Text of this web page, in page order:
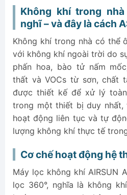
4.2.
Chế độ tự động theo
Hiển thị PM2.5 thời gian
5.
AS-L2-G201 phù hợp nhất
Không khí trong
nghĩ – và đây là cách
Không khí trong nhà có thể
với không khí ngoài trời do
phấn hoa, bào tử nấm
thất và VOCs từ sơn, chất
được thiết kế để xử lý
trong một thiết bị duy
hoạt động liên tục và tự
lượng không khí thực tế
Cơ chế hoạt động hệ
Máy lọc không khí AIRSUN
lọc 360°, nghĩa là không